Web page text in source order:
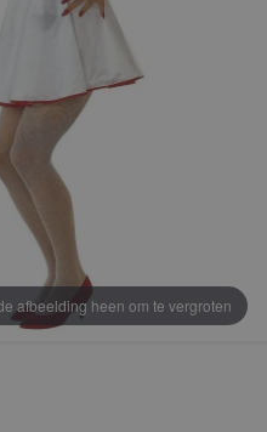
afbeelding heen om te vergroten